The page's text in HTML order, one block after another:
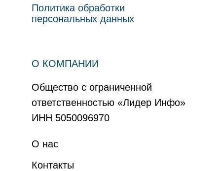
Политика обработки
персональных данных
Контакты
О нас
О КОМПАНИИ
Общество с ограниченной
ответственностью «Лидер Инфо»
ИНН 5050096970